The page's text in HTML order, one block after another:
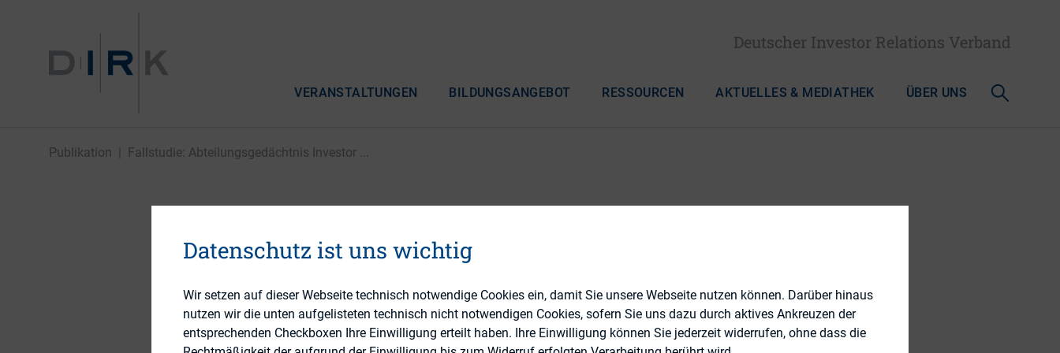
Deutscher Investor Relations Verband
VERANSTALTUNGEN BILDUNGSANGEBOT RESSOURCEN AKTUELLES & MEDIATHEK ÜBER UNS
Publikation Fallstudie: Abteilungsgedächtnis Investor ...
Fallstudie: Abteilungsgedächtnis Investor
Relations bei der Deutschen Post
24. September 2013
Datenschutz ist uns wichtig
Wir setzen auf dieser Webseite technisch notwendige Cookies ein, damit Sie unsere Webseite nutzen können. Darüber hinaus
nutzen wir die unten aufgelisteten technisch nicht notwendigen Cookies, sofern Sie uns dazu durch aktives Ankreuzen der
entsprechenden Checkboxen Ihre Einwilligung erteilt haben. Ihre Einwilligung können Sie jederzeit widerrufen, ohne dass die